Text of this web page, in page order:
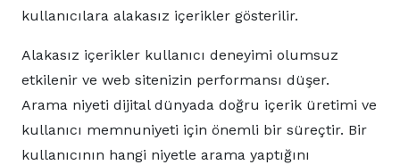
kullanıcılara alakasız içerikler gösterilir.
Alakasız içerikler kullanıcı deneyimi olumsuz
etkilenir ve web sitenizin performansı düşer.
Arama niyeti dijital dünyada doğru içerik üretimi ve
kullanıcı memnuniyeti için önemli bir süreçtir. Bir
kullanıcının hangi niyetle arama yaptığını